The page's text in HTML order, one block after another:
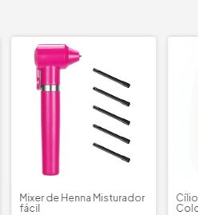
Mixer de Henna Misturador
fácil